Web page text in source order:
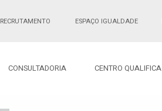
RECRUTAMENTO ESPAÇO IGUALDADE
CONSULTADORIA CENTRO QUALIFICA